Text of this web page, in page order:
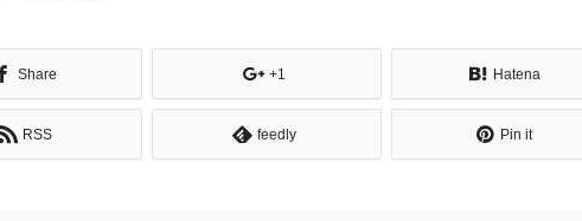
Share +1 Hatena
RSS feedly Pin it